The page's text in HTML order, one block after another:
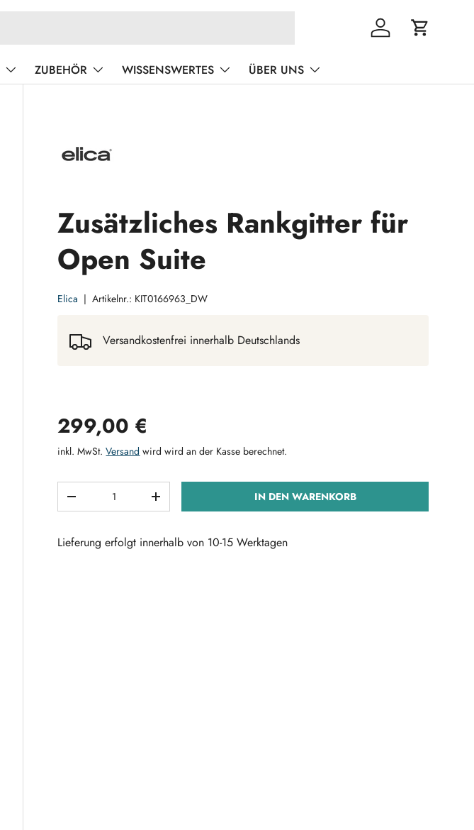
Einloggen
ZUBEHÖR WISSENSWERTES ÜBER UNS
Zusätzliches Rankgitter für
Open Suite
Elica |Artikelnr.: KIT0166963_DW
Versandkostenfrei innerhalb Deutschlands
Normaler Preis
299,00 €
inkl. MwSt.Versand wird wird an der Kasse berechnet.
MENGE VERRINGERNMENGE ERHÖHEN IN DEN WARENKORB
Lieferung erfolgt innerhalb von 10-15 Werktagen